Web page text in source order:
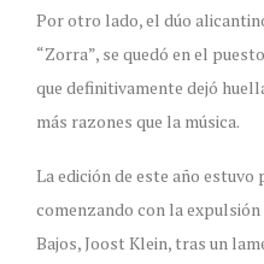
Por otro lado, el dúo
“Zorra”, se quedó en el
que definitivamente dejó
más razones que la música.
La edición de este año estuvo
comenzando con la
Bajos, Joost Klein, tras un